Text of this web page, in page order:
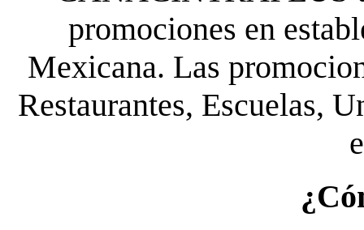
promociones en
Mexicana. Las
Restaurantes, Escuelas,